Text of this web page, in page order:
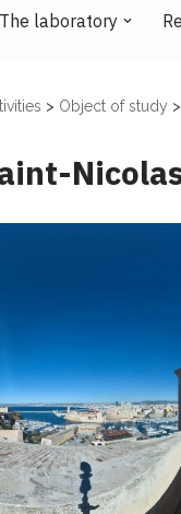
The laboratory
> Object of study >